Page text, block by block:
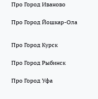
Про Город Иваново
Про Город Йошкар-Ола
Про Город Курск
Про Город Рыбинск
Про Город Уфа